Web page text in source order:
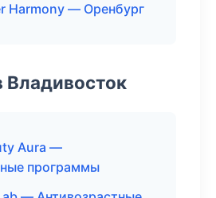
Harmony — Оренбург
Владивосток
Aura —
программы